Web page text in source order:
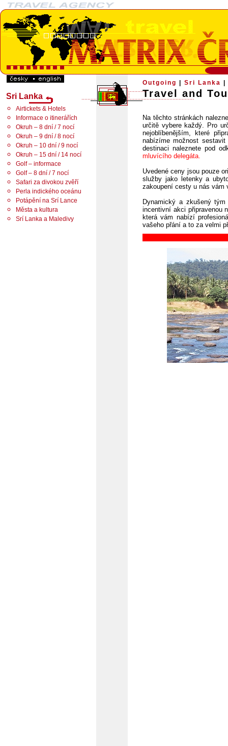
Outgoing Sri Lanka
Travel and
Sri Lanka
Airtickets & Hotels
Informace o itinerářích
Okruh – 8 dní / 7 nocí
Okruh – 9 dní / 8 nocí
Okruh – 10 dní / 9 nocí
Okruh – 15 dní / 14 nocí
Golf – informace
Golf – 8 dní / 7 nocí
Safari za divokou zvěří
Perla indického oceánu
Potápění na Srí Lance
Města a kultura
Srí Lanka a Maledivy
Na těchto stránkách
určitě vybere každý. Pro
nejoblíbenějším, které
nabízíme možnost
destinaci naleznete pod
mluvícího delegáta.
Uvedené ceny jsou pouze
služby jako letenky a
zakoupení cesty u nás vám
Dynamický a zkušený
incentivní akci připravenou
která vám nabízí
vašeho přání a to za velmi